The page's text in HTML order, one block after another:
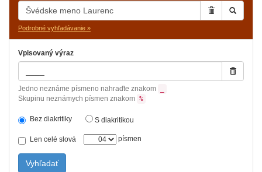
Podrobné vyhľadávanie »
Vpisovaný výraz
Jedno neznáme písmeno nahraďte znakom
Skupinu neznámych písmen znakom %
Bez diakritiky S diakritikou
Len celé slová písmen
Vyhľadať